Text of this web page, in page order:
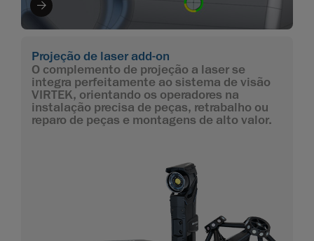
Projeção de laser add-on
O complemento de projeção a laser se
integra perfeitamente ao sistema de visão
VIRTEK, orientando os operadores na
instalação precisa de peças, retrabalho ou
reparo de peças e montagens de alto valor.